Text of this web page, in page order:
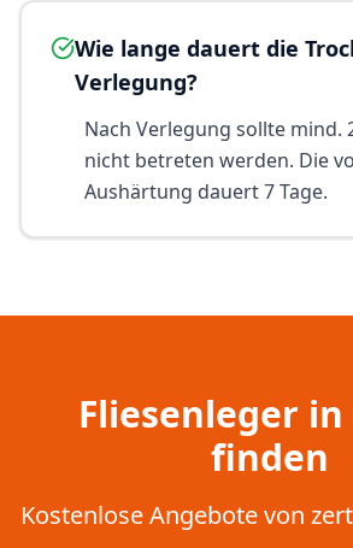
Wie lange dauert die
Verlegung?
Nach Verlegung sollte mind.
nicht betreten werden. Die
Aushärtung dauert 7 Tage.
Fliesenleger
finden
Kostenlose Angebote von